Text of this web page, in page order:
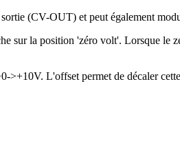
(CV-OUT) et peut également
sur la position 'zéro volt'. Lorsque
>+10V. L'offset permet de décaler